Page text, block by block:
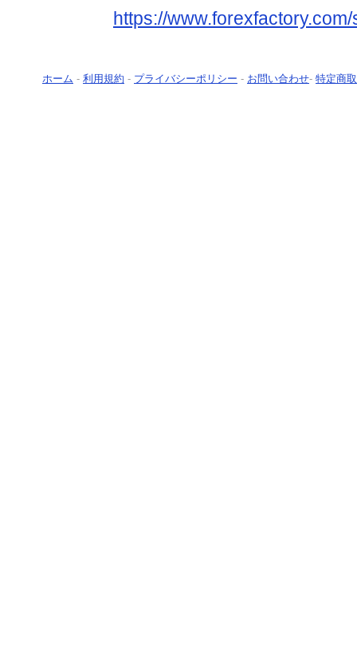
https://
ホーム - 利用規約 - プライバシーポリシー - お問い合わせ- 特定商